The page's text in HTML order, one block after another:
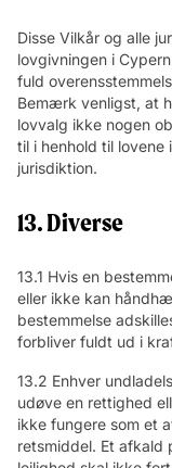
Disse Vilkår og alle
lovgivningen i
fuld
Bemærk venligst, at
lovvalg ikke nogen
til i henhold til lovene
jurisdiktion.
13. Diverse
13.1 Hvis en
eller ikke kan
bestemmelse
forbliver fuldt ud i
13.2 Enhver
udøve en rettighed
ikke fungere som et
retsmiddel. Et afkald